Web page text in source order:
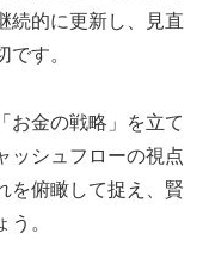
続的に更新し、見直
す。
お金の戦略」を立て
ッシュフローの視点
を俯瞰して捉え、賢
。